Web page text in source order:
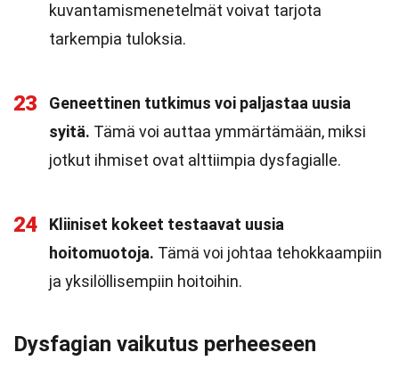
kuvantamismenetelmät voivat tarjota
tarkempia tuloksia.
23
Geneettinen tutkimus voi paljastaa uusia
syitä. Tämä voi auttaa ymmärtämään, miksi
jotkut ihmiset ovat alttiimpia dysfagialle.
24
Kliiniset kokeet testaavat uusia
hoitomuotoja. Tämä voi johtaa tehokkaampiin
ja yksilöllisempiin hoitoihin.
Dysfagian vaikutus perheeseen